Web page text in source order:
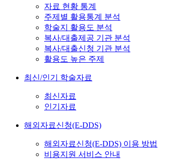
자료 현황 통계
주제별 활용통계 분석
학술지 활용도 분석
복사/대출제공 기관 분석
복사/대출신청 기관 분석
활용도 높은 주제
최신/인기 학술자료
최신자료
인기자료
해외자료신청(E-DDS)
해외자료신청(E-DDS) 이용 방법
비용지원 서비스 안내